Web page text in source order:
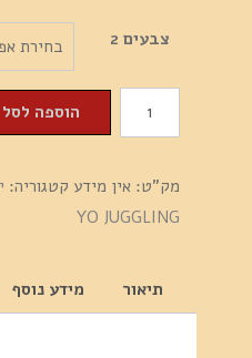
צבעים 2
של
N8
SERIES
מסגסוגת
אלומיניום
הוספה לסל
מק"ט: אין מידע קטגוריה:
YO JUGGLING
תיאור מידע נוסף